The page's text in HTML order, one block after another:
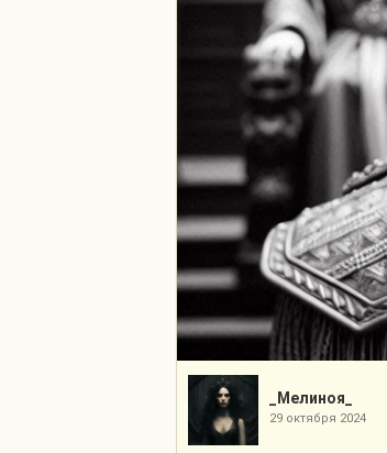
_Мелиноя_
29 октября 2024